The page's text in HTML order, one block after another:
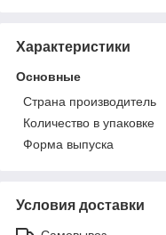
Характеристики
Основные
Страна производитель
Количество в упаковке
Форма выпуска
Условия доставки